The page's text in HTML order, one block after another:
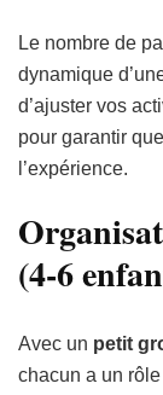
Le nombre de
dynamique
d’ajuster vos
pour garantir
l’expérience.
(4-6
Avec un petit
chacun a un